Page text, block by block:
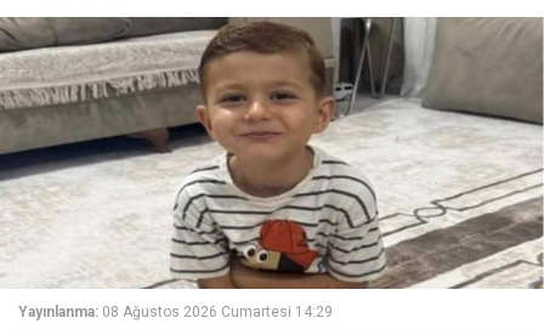
Yayınlanma: 08 Ağustos 2026 Cumartesi 14:29